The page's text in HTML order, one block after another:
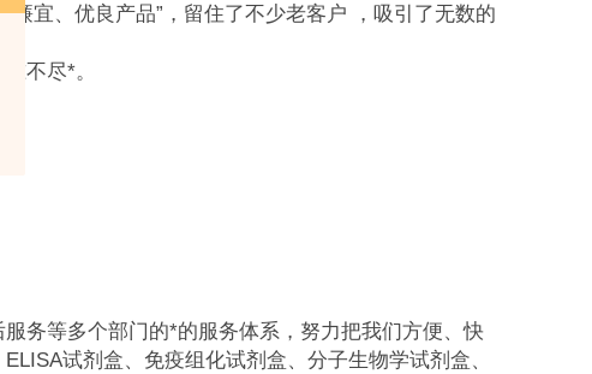
宜、优良产品”，留住了不少老客户 ，吸引了无数的
不尽*。
务等多个部门的*的服务体系，努力把我们方便、快
试剂盒、免疫组化试剂盒、分子生物学试剂盒、